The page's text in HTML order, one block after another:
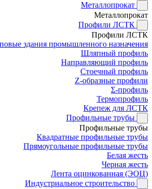
Металлопрокат
Металлопрокат
Профили ЛСТК
Профили ЛСТК
здания промышленного назначения
Шляпный профиль
Направляющий профиль
Стоечный профиль
Z-образные профили
Σ-профиль
Термопрофиль
Крепеж для ЛСТК
Профильные трубы
Профильные трубы
Квадратные профильные трубы
Прямоугольные профильные трубы
Белая жесть
Черная жесть
Лента оцинкованная (ЭОЦ)
Индустриальное строительство